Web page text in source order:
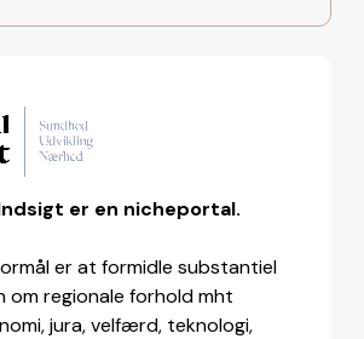
er en nicheportal.
er at formidle substantiel
om regionale forhold mht
jura, velfærd, teknologi,